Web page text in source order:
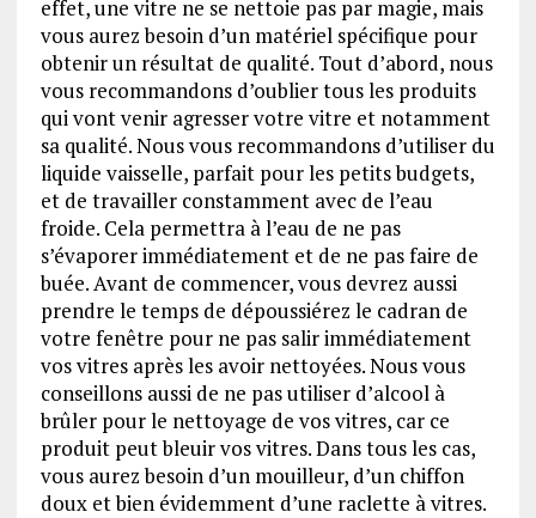
effet, une vitre ne se nettoie pas par magie, mais
vous aurez besoin d’un matériel spécifique pour
obtenir un résultat de qualité. Tout d’abord, nous
vous recommandons d’oublier tous les produits
qui vont venir agresser votre vitre et notamment
sa qualité. Nous vous recommandons d’utiliser du
liquide vaisselle, parfait pour les petits budgets,
et de travailler constamment avec de l’eau
froide. Cela permettra à l’eau de ne pas
s’évaporer immédiatement et de ne pas faire de
buée. Avant de commencer, vous devrez aussi
prendre le temps de dépoussiérez le cadran de
votre fenêtre pour ne pas salir immédiatement
vos vitres après les avoir nettoyées. Nous vous
conseillons aussi de ne pas utiliser d’alcool à
brûler pour le nettoyage de vos vitres, car ce
produit peut bleuir vos vitres. Dans tous les cas,
vous aurez besoin d’un mouilleur, d’un chiffon
doux et bien évidemment d’une raclette à vitres.